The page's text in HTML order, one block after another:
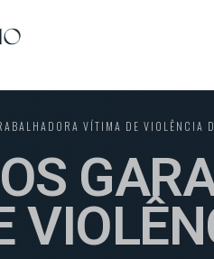
VÍTIMA DE VIOLÊNCIA